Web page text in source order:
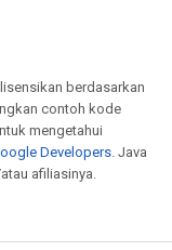
berdasarkan
contoh kode
mengetahui
Developers. Java
afiliasinya.